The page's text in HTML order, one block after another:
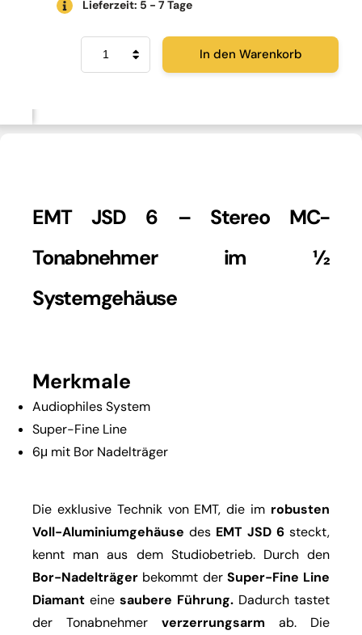
Lieferzeit: 5 - 7 Tage
EMT
6
In den Warenkorb
EMT JSD 6 – Stereo MC-
Tonabnehmer im ½
Systemgehäuse
Merkmale
Audiophiles System
Super-Fine Line
6μ mit Bor Nadelträger
Die exklusive Technik von EMT, die im robusten
Voll-Aluminiumgehäuse des EMT JSD 6 steckt,
kennt man aus dem Studiobetrieb. Durch den
Bor-Nadelträger bekommt der Super-Fine Line
Diamant eine saubere Führung. Dadurch tastet
der Tonabnehmer verzerrungsarm ab. Die